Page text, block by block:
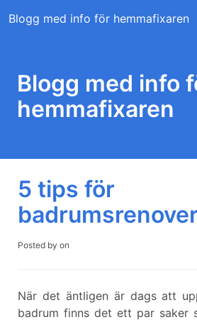
toBlogg med info för hemmafixaren
Blogg med info
hemmafixaren
5 tips för
Posted by on
När det äntligen är dags att
badrum finns det ett par saker